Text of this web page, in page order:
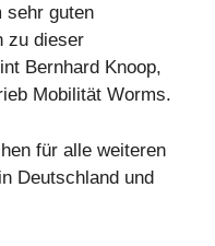
sehr guten
zu dieser
Bernhard Knoop,
Mobilität Worms.
für alle weiteren
Deutschland und